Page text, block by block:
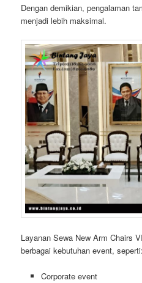
Dengan demikian, pengalaman
menjadi lebih maksimal.
Layanan Sewa New Arm Chairs
berbagai kebutuhan event, seperti:
Corporate event